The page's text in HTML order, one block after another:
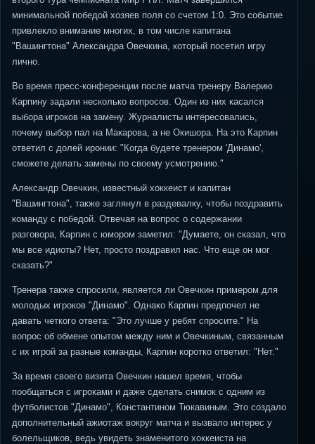
минимальной победой хозяев поля со счетом 1:0. Это событие
привлекло внимание многих, в том числе капитана
"Вашингтона" Александра Овечкина, который посетил игру
лично.
Во время пресс-конференции после матча тренеру Валерию
Карпину задали несколько вопросов. Один из них касался
выбора игроков на замену. Журналисты интересовались,
почему выбор пал на Макарова, а не Окишора. На это Карпин
ответил с долей иронии: "Когда будете тренером 'Динамо',
сможете делать замены по своему усмотрению."
Александр Овечкин, известный хоккеист и капитан
"Вашингтона", также заглянул в раздевалку, чтобы поздравить
команду с победой. Отвечая на вопрос о содержании
разговора, Карпин с юмором заметил: "Думаете, он сказал, что
мы все идиоты? Нет, просто поздравил нас. Что еще он мог
сказать?"
Тренера также спросили, является ли Овечкин примером для
молодых игроков "Динамо". Однако Карпин предпочел не
давать четкого ответа: "Это лучше у ребят спросите." На
вопрос об обмене опытом между ним и Овечкиным, связанным
с их игрой за разные команды, Карпин коротко ответил: "Нет."
За время своего визита Овечкин нашел время, чтобы
пообщаться с игроками и даже сделать снимок с одним из
футболистов "Динамо", Константином Тюкавиным. Это создало
дополнительный ажиотаж вокруг матча и вызвало интерес у
болельщиков, ведь увидеть знаменитого хоккеиста на